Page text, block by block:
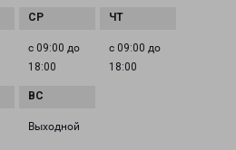
с 09:00 до
18:00
с 09:00 до
18:00
Выходной